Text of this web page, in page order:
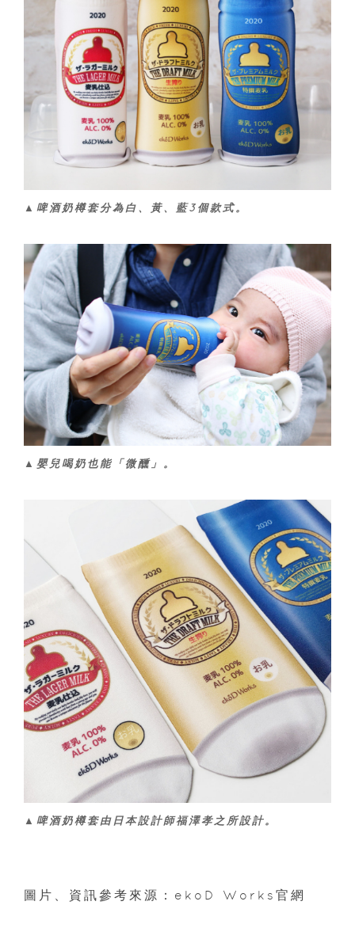
▲啤酒奶樽套分為白、黃、藍3個款式。
▲嬰兒喝奶也能「微醺」。
▲啤酒奶樽套由日本設計師福澤孝之所設計。
圖片、資訊參考來源：ekoD Works官網